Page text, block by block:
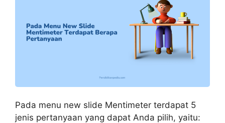
Pada menu new slide Mentimeter terdapat 5
jenis pertanyaan yang dapat Anda pilih, yaitu: